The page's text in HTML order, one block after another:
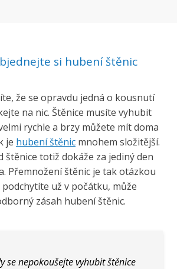
si hubení štěnic
že se opravdu jedná o kousnutí
na nic. Štěnice musíte vyhubit
rychle a brzy můžete mít doma
je hubení štěnic mnohem složitější.
štěnice totiž dokáže za jediný den
Přemnožení štěnic je tak otázkou
podchytíte už v počátku, může
zásah hubení štěnic.
se nepokoušejte vyhubit štěnice